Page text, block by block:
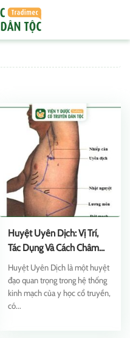
Huyệt Uyên Dịch: Vị Trí,
Tác Dụng Và Cách Châm
Cứu Hiệu Quả
Huyệt Uyên Dịch là một huyệt
đạo quan trọng trong hệ thống
kinh mạch của y học cổ truyền,
có...